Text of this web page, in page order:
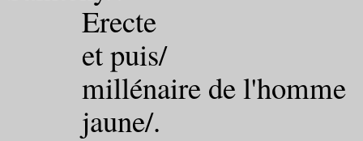
Erecte
et puis/
millénaire de l'homme
jaune/.